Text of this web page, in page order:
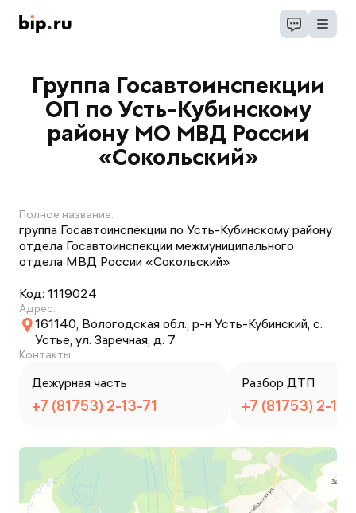
Группа Госавтоинспекции
ОП по Усть-Кубинскому
району МО МВД России
«Сокольский»
Полное название:
группа Госавтоинспекции по Усть-Кубинскому району
отдела Госавтоинспекции межмуниципального
отдела МВД России «Сокольский»
Код: 1119024
Адрес:
161140, Вологодская обл., р-н Усть-Кубинский, с.
Устье, ул. Заречная, д. 7
Контакты:
Дежурная часть
+7 (81753) 2-13-71
Разбор ДТП
+7 (81753) 2-13-